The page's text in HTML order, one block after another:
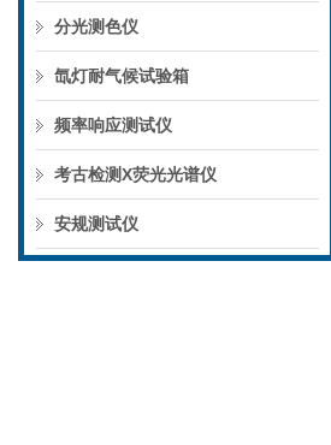
分光测色仪
氙灯耐气候试验箱
频率响应测试仪
考古检测X荧光光谱仪
安规测试仪